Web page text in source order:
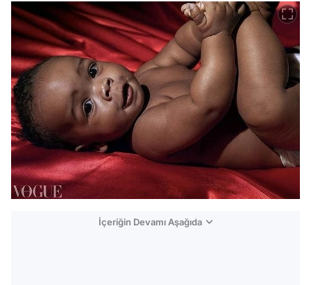
İçeriğin Devamı Aşağıda